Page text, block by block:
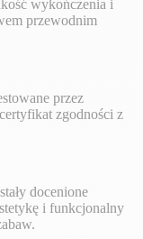
wykończenia i
przewodnim
przez
zgodności z
docenione
i funkcjonalny